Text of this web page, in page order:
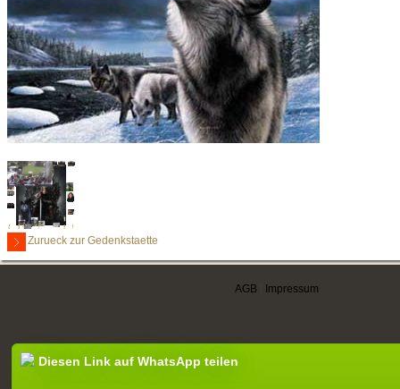
Zurueck zur Gedenkstaette
AGB Impressum
Diesen Link auf WhatsApp teilen